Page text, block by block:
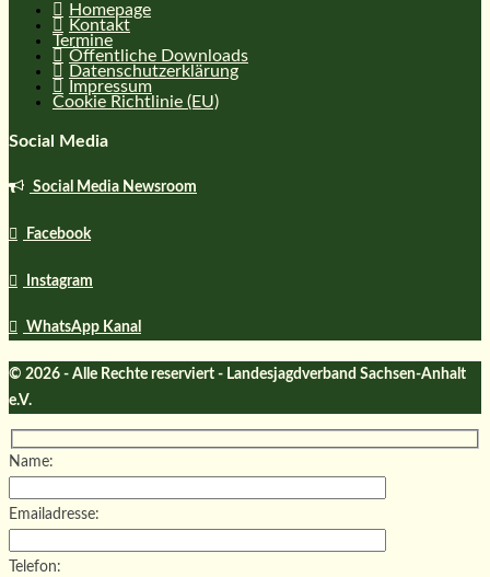
Homepage
Kontakt
Termine
Öffentliche Downloads
Datenschutzerklärung
Impressum
Cookie Richtlinie (EU)
Social Media
Social Media Newsroom
Facebook
Instagram
WhatsApp Kanal
© 2026 - Alle Rechte reserviert - Landesjagdverband Sachsen-Anhalt
e.V.
Name:
Emailadresse:
Telefon: